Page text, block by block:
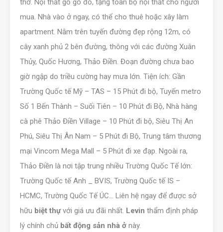
thờ. Nội thất gỗ gõ đỏ, tặng toàn bộ nội thất cho người
mua. Nhà vào ở ngay, có thể cho thuê hoặc xây làm
apartment. Nằm trên tuyến đường đẹp rộng 12m, có
cây xanh phủ 2 bên đường, thông với các đường Xuân
Thủy, Quốc Hương, Thảo Điền. Đoạn đường chưa bao
giờ ngập do triều cường hay mưa lớn. Tiện ích: Gần
Trường Quốc tế Mỹ – TAS – 15 Phút đi bộ, Tuyến metro
Số 1 Bến Thành – Suối Tiên – 10 Phút đi Bộ, Nhà hàng
cà phê Thảo Điền Village – 10 Phút đi bộ, Siêu Thị An
Phú, Siêu Thị Ân Nam – 5 Phút đi Bộ, Trung tâm thương
mại Vincom Mega Mall – 5 Phút đi xe đạp. Ngoài ra,
Thảo Điền là nơi tập trung nhiều Trường Quốc Tế lớn:
Trường Quốc tế Anh _ BVIS, Trường Quốc tế IS –
HCMC, Trường Quốc Tế ÚC… Liên hệ ngay để được sở
hữu biệt thựvới giá ưu đãi nhất. Levin thẩm định pháp
lý chính chủ bất động sản nhà ở này.